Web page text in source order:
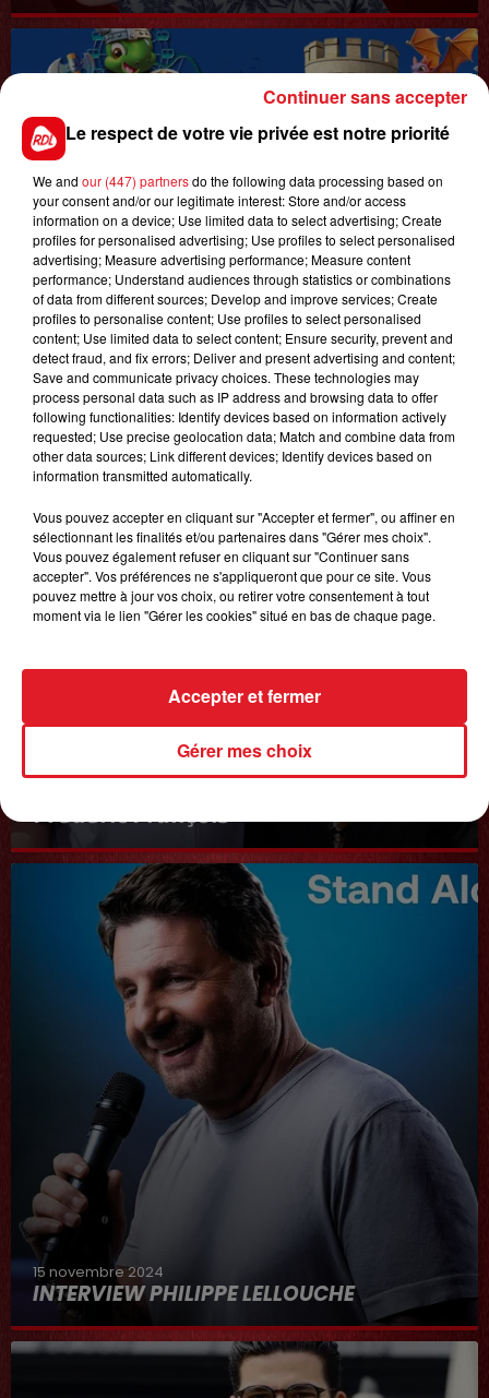
1er août 2026
GAGNEZ VOS ENTRÉES POUR TOUTE LA
FAMILLE À DENNLYS PARC !
LES PODCASTS
𝗙𝗿𝗲́𝗱𝗲́𝗿𝗶𝗰 𝗙𝗿𝗮𝗻𝗰̧𝗼𝗶𝘀
Interview du 20 juin 2025
15 novembre 2024
INTERVIEW PHILIPPE LELLOUCHE
Le respect de votre vie privée est notre priorité
We and our (447) partnersdo the following data processing based on
your consent and/or our legitimate interest: Store and/or access
information on a device; Use limited data to select advertising; Create
profiles for personalised advertising; Use profiles to select personalised
advertising; Measure advertising performance; Measure content
performance; Understand audiences through statistics or combinations
of data from different sources; Develop and improve services; Create
profiles to personalise content; Use profiles to select personalised
content; Use limited data to select content; Ensure security, prevent and
detect fraud, and fix errors; Deliver and present advertising and content;
Save and communicate privacy choices. These technologies may
process personal data such as IP address and browsing data to offer
following functionalities: Identify devices based on information actively
requested; Use precise geolocation data; Match and combine data from
other data sources; Link different devices; Identify devices based on
information transmitted automatically.
Vous pouvez accepter en cliquant sur "Accepter et fermer", ou affiner en
sélectionnant les finalités et/ou partenaires dans "Gérer mes choix".
Vous pouvez également refuser en cliquant sur "Continuer sans
accepter". Vos préférences ne s'appliqueront que pour ce site. Vous
pouvez mettre à jour vos choix, ou retirer votre consentement à tout
moment via le lien "Gérer les cookies" situé en bas de chaque page.
Gérer mes choix
Accepter et fermer
Continuer sans accepter